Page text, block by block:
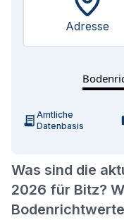
Was sind die
2026 für Bitz?
Adresse
Amtliche
Datenbasis